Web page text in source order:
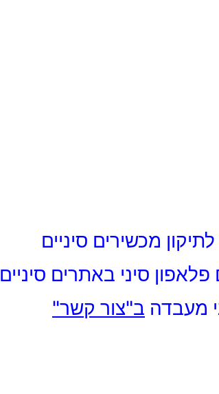
מכשירים סיניים
סיני באתרים סיניים
מעבדה ב"צור קשר"